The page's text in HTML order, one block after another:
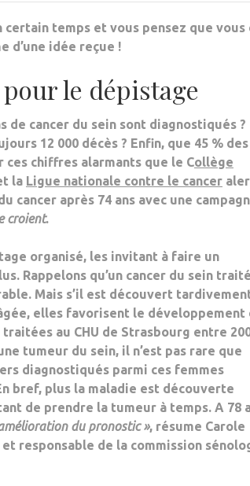
temps et vous pensez que vous
d’une idée reçue !
pour le dépistage
de cancer du sein sont diagnostiqués ?
12 000 décès ? Enfin, que 45 % des
ces chiffres alarmants que le Collège
la Ligue nationale contre le cancer
cancer après 74 ans avec une
croient.
organisé, les invitant à faire un
. Rappelons qu’un cancer du sein
Mais s’il est découvert
elles favorisent le développement
au CHU de Strasbourg entre
tumeur du sein, il n’est pas rare que
diagnostiqués parmi ces femmes
bref, plus la maladie est découverte
de prendre la tumeur à temps. A 78
du pronostic », résume Carole
responsable de la commission